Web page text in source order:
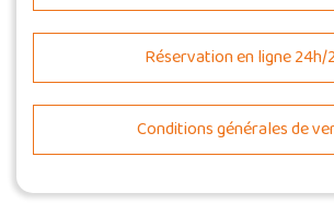
Réservation en ligne 24h/
Conditions générales de